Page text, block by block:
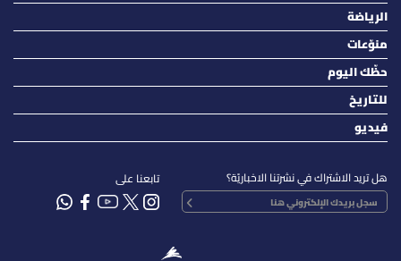
الرياضة
منوّعات
حظّك اليوم
للتاريخ
فيديو
هل تريد الاشتراك في نشرتنا الاخباريّة؟ تابعنا على